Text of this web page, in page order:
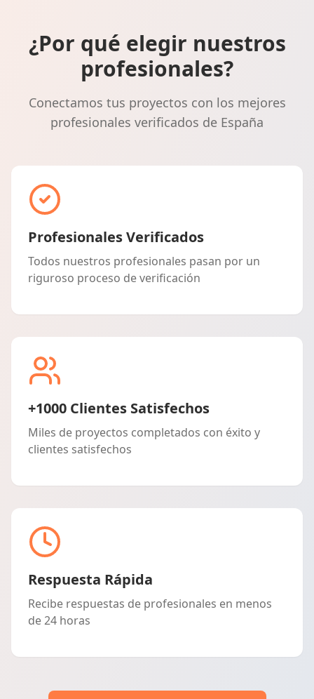
¿Por qué elegir nuestros
profesionales?
Conectamos tus proyectos con los mejores
profesionales verificados de España
Profesionales Verificados
Todos nuestros profesionales pasan por un
riguroso proceso de verificación
+1000 Clientes Satisfechos
Miles de proyectos completados con éxito y
clientes satisfechos
Respuesta Rápida
Recibe respuestas de profesionales en menos
de 24 horas